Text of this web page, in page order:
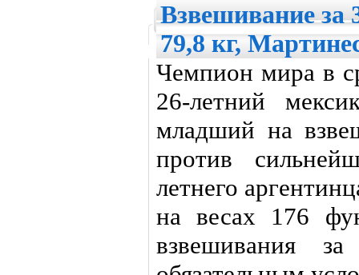
Взвешивание за
79,8 кг,
Чемпион мира в
26-летний
младший на
против
летнего
на весах 176
взвешивания